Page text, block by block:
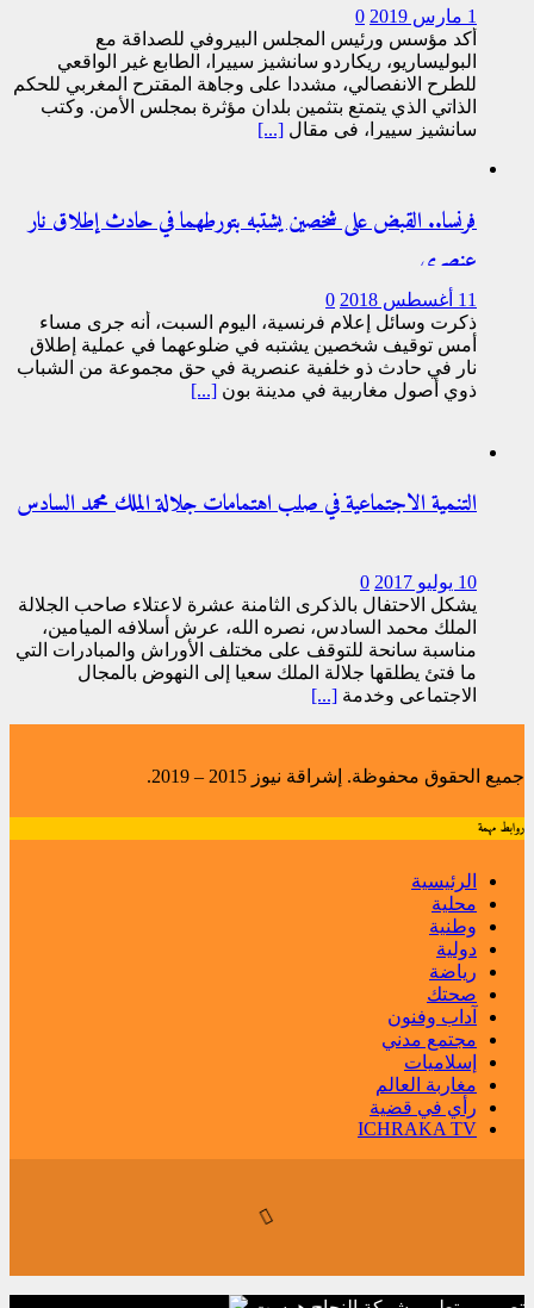
1 مارس 2019
0
أكد مؤسس ورئيس المجلس البيروفي للصداقة مع
البوليساريو، ريكاردو سانشيز سييرا، الطابع غير الواقعي
للطرح الانفصالي، مشددا على وجاهة المقترح المغربي للحكم
الذاتي الذي يتمتع بتثمين بلدان مؤثرة بمجلس الأمن. وكتب
سانشيز سييرا، في مقال [...]
فرنسا.. القبض على شخصين يشتبه بتورطهما في حادث إطلاق نار
عنصري
11 أغسطس 2018
0
ذكرت وسائل إعلام فرنسية، اليوم السبت، أنه جرى مساء
أمس توقيف شخصين يشتبه في ضلوعهما في عملية إطلاق
نار في حادث ذو خلفية عنصرية في حق مجموعة من الشباب
ذوي أصول مغاربية في مدينة بون [...]
التنمية الاجتماعية في صلب اهتمامات جلالة الملك محمد السادس
10 يوليو 2017
0
يشكل الاحتفال بالذكرى الثامنة عشرة لاعتلاء صاحب الجلالة
الملك محمد السادس، نصره الله، عرش أسلافه الميامين،
مناسبة سانحة للتوقف على مختلف الأوراش والمبادرات التي
ما فتئ يطلقها جلالة الملك سعيا إلى النهوض بالمجال
الاجتماعي وخدمة [...]
جميع الحقوق محفوظة. إشراقة نيوز 2015 – 2019.
روابط مهمة
الرئيسية
محلية
وطنية
دولية
رياضة
صحتك
آداب وفنون
مجتمع مدني
إسلاميات
مغاربة العالم
رأي في قضية
ICHRAKA TV